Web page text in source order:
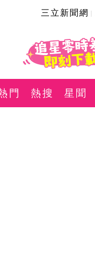
三立新聞網
門 熱搜 星聞